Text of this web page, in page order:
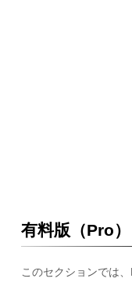
有料版（Pro）
このセクションでは